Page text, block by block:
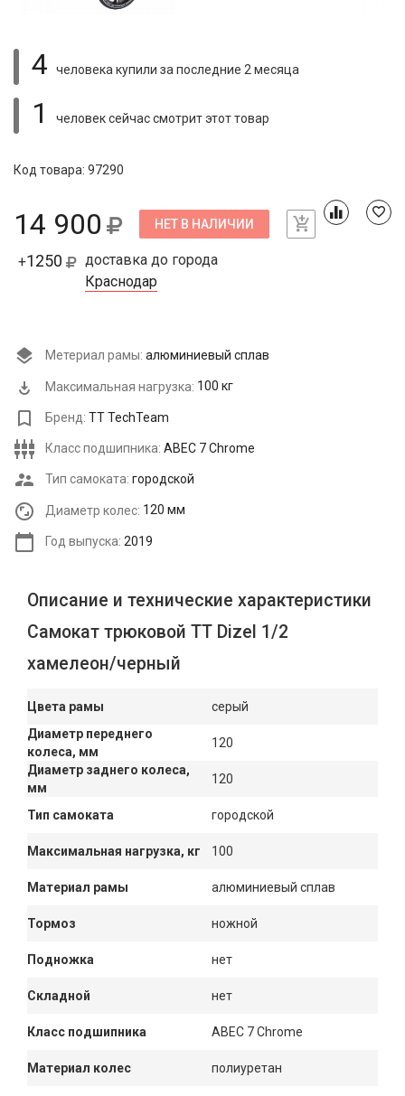
4 человека купили за последние 2 месяца
1 человек сейчас смотритэтот товар
Код товара: 97290
14 900 НЕТ В НАЛИЧИИ
+1250
доставка до города
Краснодар
Метериал рамы: алюминиевый сплав
Максимальная нагрузка: 100 кг
Бренд: TT TechTeam
Класс подшипника: ABEC 7 Chrome
Тип самоката: городской
Диаметр колес: 120 мм
Год выпуска: 2019
Описание и технические характеристики
Самокат трюковой TT Dizel 1/2
хамелеон/черный
Цвета рамы
серый
Диаметр переднего
колеса, мм
120
Диаметр заднего колеса,
мм
120
Тип самоката городской
Максимальная нагрузка, кг 100
Материал рамы алюминиевый сплав
Тормоз ножной
Подножка нет
Складной нет
Класс подшипника ABEC 7 Chrome
Материал колес полиуретан